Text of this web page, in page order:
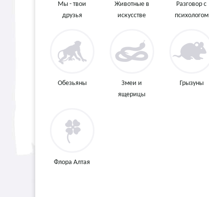
Мы - твои
друзья
Животные в
искусстве
Разговор с
психологом
Обезьяны
Змеи и
ящерицы
Грызуны
Флора Алтая